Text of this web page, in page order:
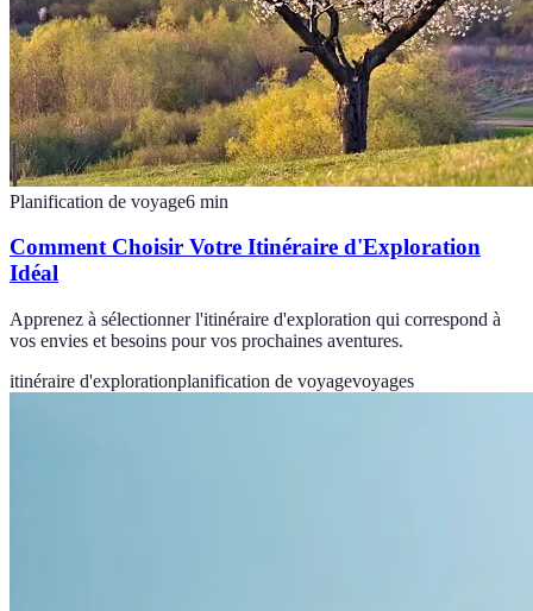
Planification de voyage6 min
Comment Choisir Votre Itinéraire d'Exploration
Idéal
Apprenez à sélectionner l'itinéraire d'exploration qui correspond à
vos envies et besoins pour vos prochaines aventures.
itinéraire d'explorationplanification de voyagevoyages